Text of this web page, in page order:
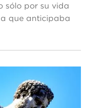
sólo por su vida
que anticipaba